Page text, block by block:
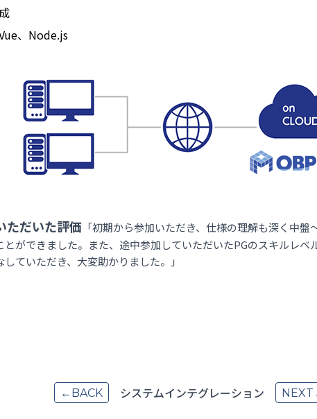
、Node.js
ただいた評価 「初期から参加いただき、仕様の理解も深く中
とができました。また、途中参加していただいたPGのスキルレベ
ていただき、大変助かりました。」
←BACK システムインテグレーション